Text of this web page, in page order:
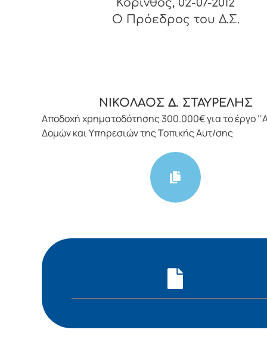
Κόρινθος, 02-07-2012
O Πρόεδρος του Δ.Σ.
ΝΙΚΟΛΑΟΣ Δ. ΣΤΑΥΡΕΛΗΣ
Αποδοχή χρηματοδότησης 300.000€ για το έργο
Δομών και Υπηρεσιών της Τοπικής Αυτ/σης